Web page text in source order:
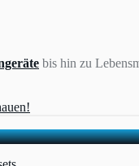
bis hin zu